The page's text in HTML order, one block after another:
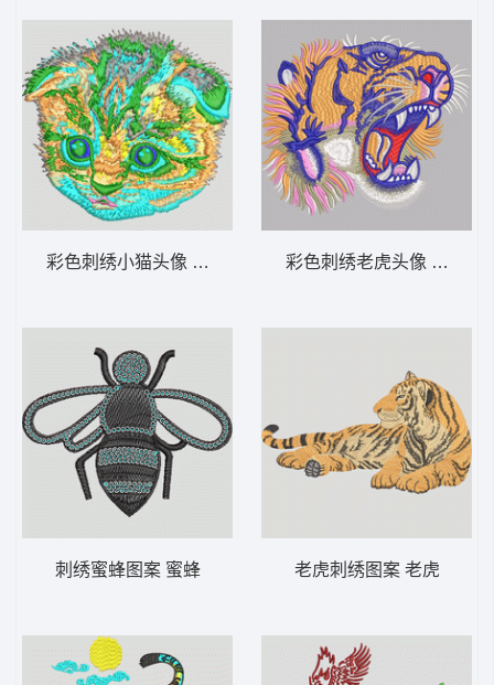
彩色刺绣小猫头像 猫头
刺绣蜜蜂图案 蜜蜂
彩色刺绣老虎头像 老虎头
老虎刺绣图案 老虎